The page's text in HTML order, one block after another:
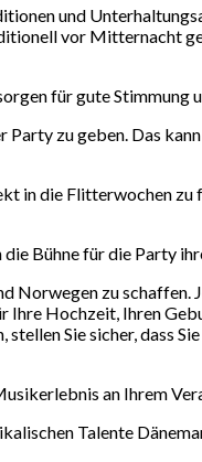
und
vor Mitternacht
für gute Stimmung
zu geben. Das
in die Flitterwochen
Bühne für die Party
zu schaffen.
Hochzeit, Ihren
Sie sicher, dass
an Ihrem
Talente